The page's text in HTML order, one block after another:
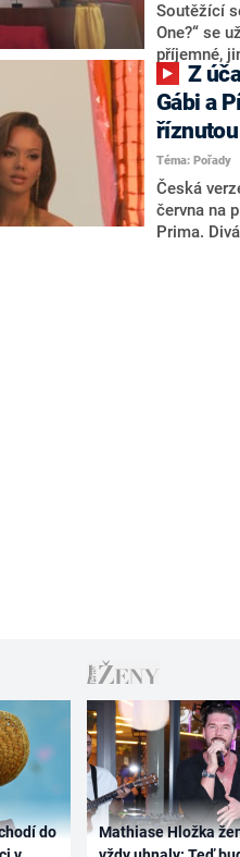
Soutěžící
One?“ se
příjemné,
nakonec
expertů?
Gábi a
Téma: Pořady
Česká
června na
Prima.
do
Mathiase Hložka